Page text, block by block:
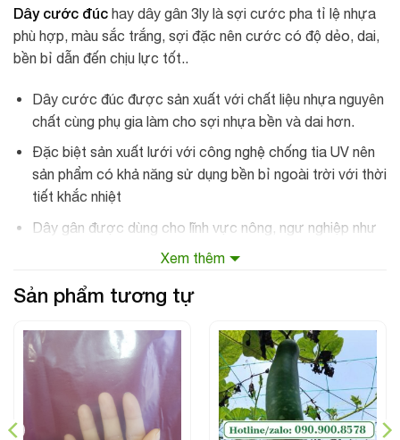
Dây cước đúc hay dây gân 3ly là sợi cước pha tỉ lệ nhựa
phù hợp, màu sắc trắng, sợi đặc nên cước có độ dẻo, dai,
bền bỉ dẫn đến chịu lực tốt..
Dây cước đúc được sản xuất với chất liệu nhựa nguyên
chất cùng phụ gia làm cho sợi nhựa bền và dai hơn.
Đặc biệt sản xuất lưới với công nghệ chống tia UV nên
sản phẩm có khả năng sử dụng bền bỉ ngoài trời với thời
tiết khắc nhiệt
Dây gân được dùng cho lĩnh vực nông, ngư nghiệp như
làm máy cắt cỏ, làm giàn cây leo, căng lưới nông
Xem thêm
Sản phẩm tương tự